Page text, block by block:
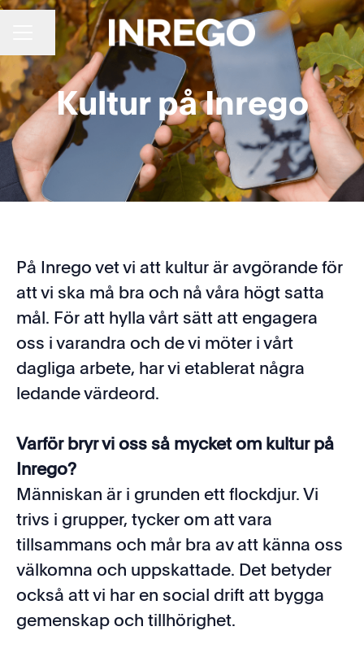
CAREER MENU
Share page
Kultur på Inrego
På Inrego vet vi att kultur är avgörande för
att vi ska må bra och nå våra högt satta
mål. För att hylla vårt sätt att engagera
oss i varandra och de vi möter i vårt
dagliga arbete, har vi etablerat några
ledande värdeord.
Varför bryr vi oss så mycket om kultur på
Inrego?
Människan är i grunden ett flockdjur. Vi
trivs i grupper, tycker om att vara
tillsammans och mår bra av att känna oss
välkomna och uppskattade. Det betyder
också att vi har en social drift att bygga
gemenskap och tillhörighet.